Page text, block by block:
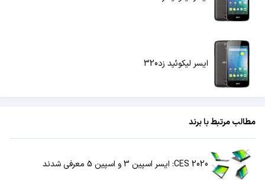
ایسر لیکوئید زد320
مطالب مرتبط با برند
CES 2020: ایسر اسپین 3 و اسپین 5 معرفی شدند